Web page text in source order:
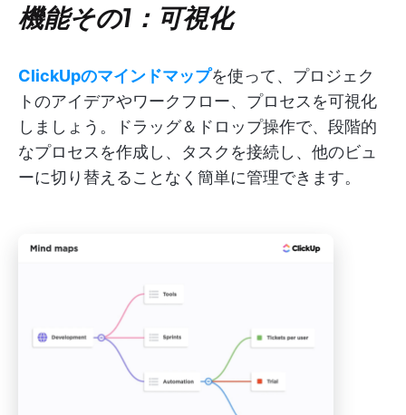
機能その1：可視化
ClickUpのマインドマップを使って、プロジェク
トのアイデアやワークフロー、プロセスを可視化
しましょう。ドラッグ＆ドロップ操作で、段階的
なプロセスを作成し、タスクを接続し、他のビュ
ーに切り替えることなく簡単に管理できます。